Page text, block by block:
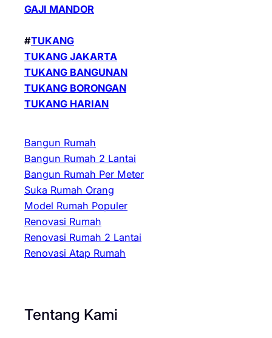
GAJI MANDOR
#TUKANG
TUKANG JAKARTA
TUKANG BANGUNAN
TUKANG BORONGAN
TUKANG HARIAN
Bangun Rumah
Bangun Rumah 2 Lantai
Bangun Rumah Per Meter
Suka Rumah Orang
Model Rumah Populer
Renovasi Rumah
Renovasi Rumah 2 Lantai
Renovasi Atap Rumah
Tentang Kami